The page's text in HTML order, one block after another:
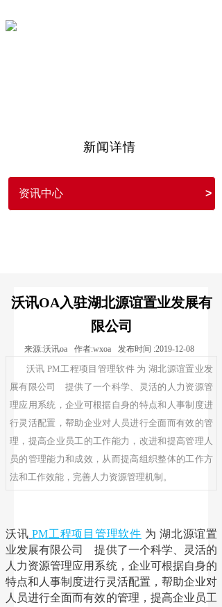
新闻详情
资讯中心 >
沃讯OA入驻湖北源谊置业发展有
限公司
来源:沃讯oa 作者:wxoa 发布时间 :2019-12-08
沃讯 ‍PM工程项目管理软件 为 湖北源谊置业发
展有限公司 提供了一个科学、灵活的人力资源管
理应用系统，企业可根据自身的特点和人事制度进
行灵活配置，帮助企业对人员进行全面而有效的管
理，提高企业员工的工作能力，改进和提高管理人
员的管理能力和成效，从而提高组织整体的工作方
法和工作效能，完善人力资源管理机制。
沃讯 PM工程项目管理软件 为湖北源谊置
业发展有限公司
提供了一个科学、灵活的
人力资源管理应用系统，企业可根据自身的
特点和人事制度进行灵活配置，帮助企业对
人员进行全面而有效的管理，提高企业员工